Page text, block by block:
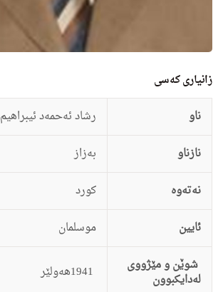
زانيارى کەسی
ناو
رشاد ئه‌حمه‌د ئیبراهیم
نازناو
به‌زاز
نەتەوە
كورد
ئایین
موسلمان
شوێن و مێژووی
لەدایکبوون